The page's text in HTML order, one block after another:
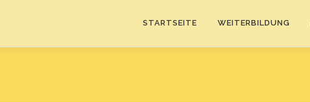
STARTSEITE WEITERBILDUNG